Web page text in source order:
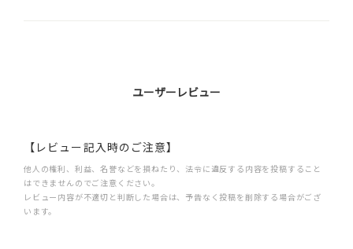
ユーザーレビュー
【レビュー記入時のご注意】
他人の権利、利益、名誉などを損ねたり、法令に違反する内容を投稿すること
はできませんのでご注意ください。
レビュー内容が不適切と判断した場合は、予告なく投稿を削除する場合がござ
います。